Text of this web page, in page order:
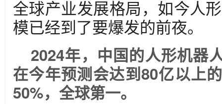
全球产业发展格局，如今人
模已经到了要爆发的前夜。
2024年，中国的人形机器
在今年预测会达到80亿以上
50%，全球第一。